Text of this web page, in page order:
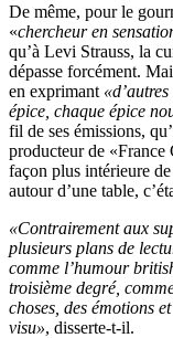
De même, pour le
«chercheur en
qu’à Levi Strauss, la
dépasse forcément.
en exprimant
épice, chaque épice
fil de ses émissions,
producteur de «France
façon plus intérieure
autour d’une table,
«Contrairement aux
plusieurs plans de
comme l’humour
troisième degré,
choses, des émotions
visu», disserte-t-il.